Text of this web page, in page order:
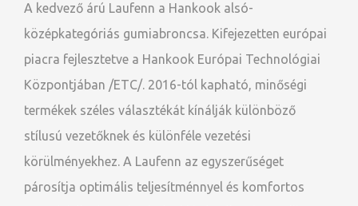
A kedvező árú Laufenn a Hankook alsó-
középkategóriás gumiabroncsa. Kifejezetten európai
piacra fejlesztetve a Hankook Európai Technológiai
Központjában /ETC/. 2016-tól kapható, minőségi
termékek széles választékát kínálják különböző
stílusú vezetőknek és különféle vezetési
körülményekhez. A Laufenn az egyszerűséget
párosítja optimális teljesítménnyel és komfortos